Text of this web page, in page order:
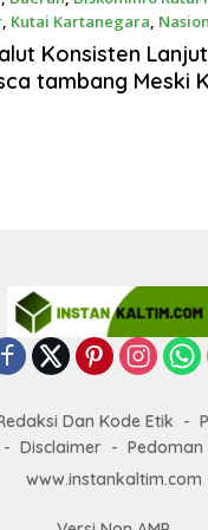
, Kutai Kartanegara,
Konsisten
tambang Meski
Dan Kode Etik
Disclaimer
Pedoman
www.instankaltim.com